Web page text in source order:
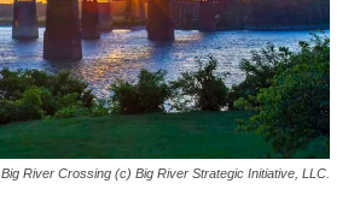
Big River Crossing (c) Big River Strategic Initiative, LLC.